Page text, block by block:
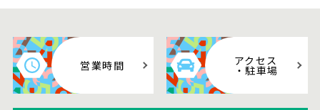
営業時間 アクセス
・駐車場